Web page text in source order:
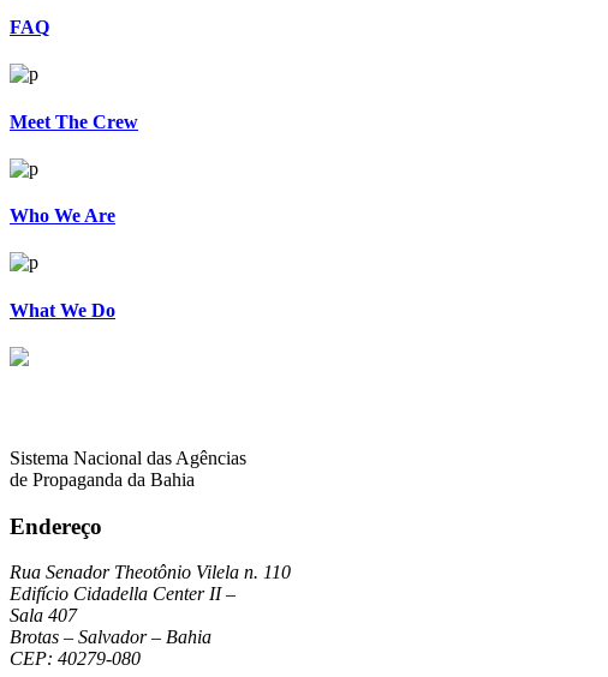
FAQ
Meet The Crew
Who We Are
What We Do
Sistema Nacional das Agências
de Propaganda da Bahia
Endereço
Rua Senador Theotônio Vilela n. 110
Edifício Cidadella Center II –
Sala 407
Brotas – Salvador – Bahia
CEP: 40279-080